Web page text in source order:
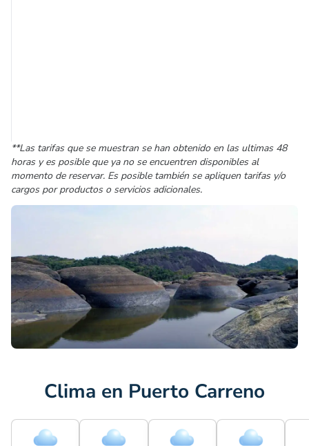
**Las tarifas que se muestran se han obtenido en las ultimas 48
horas y es posible que ya no se encuentren disponibles al
momento de reservar. Es posible también se apliquen tarifas y/o
cargos por productos o servicios adicionales.
Clima en Puerto Carreno